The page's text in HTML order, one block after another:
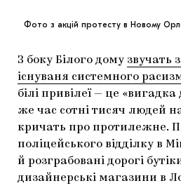
Фото з акцій протесту в Новому
З боку Білого дому звучать
існуваня системного
білі привілеї — це «вигадка
же час сотні тисяч людей
кричать про протилежне.
поліцейського відділку в
й розграбовані дорогі
дизайнерські магазини в